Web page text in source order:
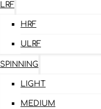
LRF
HRF
ULRF
SPINNING
LIGHT
MEDIUM